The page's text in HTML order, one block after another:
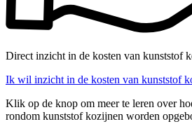
Direct inzicht in de kosten van kunststof
Ik wil inzicht in de kosten van kunststof
Klik op de knop om meer te leren over
rondom kunststof kozijnen worden